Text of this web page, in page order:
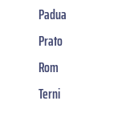
Padua
Prato
Rom
Terni